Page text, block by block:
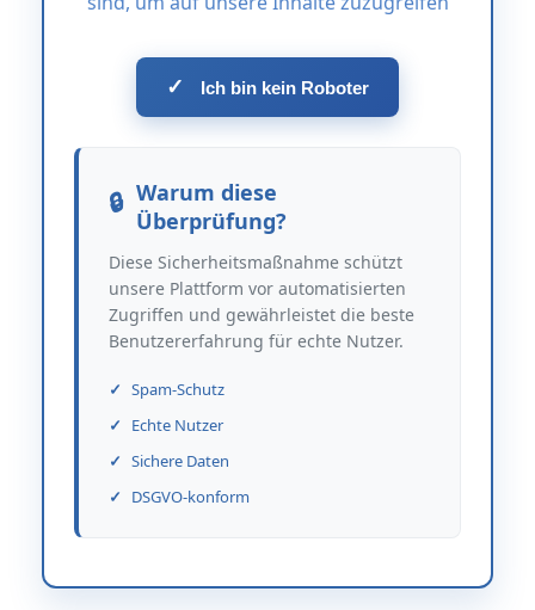
✓ Ich bin kein Roboter
Warum diese
Überprüfung?
Diese Sicherheitsmaßnahme schützt
unsere Plattform vor automatisierten
Zugriffen und gewährleistet die beste
Benutzererfahrung für echte Nutzer.
Spam-Schutz
Echte Nutzer
Sichere Daten
DSGVO-konform